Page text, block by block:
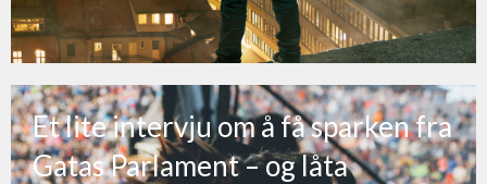
Et lite intervju om å få sparken fra
Gatas Parlament – og låta